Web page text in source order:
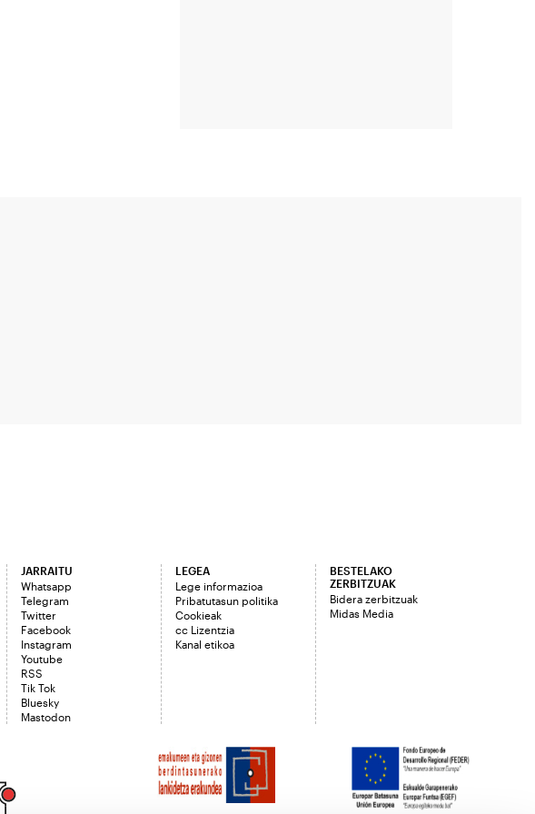
JARRAITU
Whatsapp
Telegram
Twitter
Facebook
Instagram
Youtube
RSS
Tik Tok
Bluesky
Mastodon
LEGEA
Lege informazioa
Pribatutasun politika
Cookieak
cc Lizentzia
Kanal etikoa
BESTELAKO
ZERBITZUAK
Bidera zerbitzuak
Midas Media